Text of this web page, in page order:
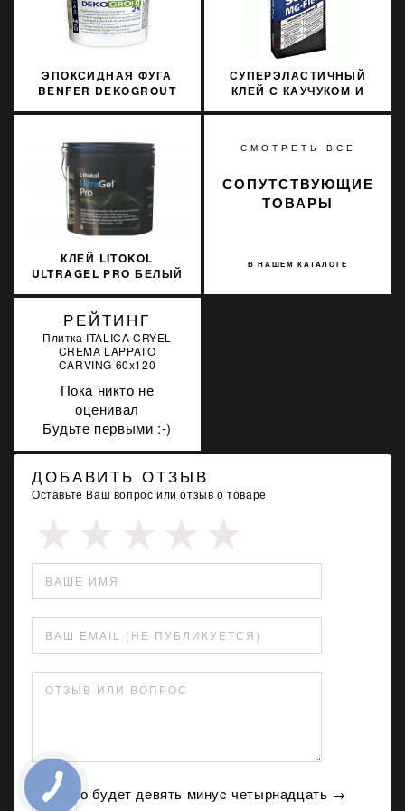
ЭПОКСИДНАЯ ФУГА
BENFER DEKOGROUT
СУПЕРЭЛАСТИЧНЫЙ
КЛЕЙ С КАУЧУКОМ И
КЛЕЙ LITOKOL
ULTRAGEL PRO БЕЛЫЙ
СМОТРЕТЬ ВСЕ
В НАШЕМ КАТАЛОГЕ
СОПУТСТВУЮЩИЕ
ТОВАРЫ
РЕЙТИНГ
Плитка ITALICA CRYEL
CREMA LAPPATO
CARVING 60x120
Пока никто не
оценивал
Будьте первыми :-)
ДОБАВИТЬ ОТЗЫВ
Оставьте Ваш вопрос или отзыв о товаре
ВАШЕ ИМЯ
ВАШ EMAIL (НЕ ПУБЛИКУЕТСЯ)
ОТЗЫВ ИЛИ ВОПРОС
Сколько будет дeвять минуc четырнадцать →